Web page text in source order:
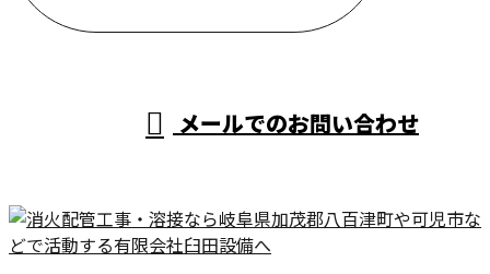
メールでのお問い合わせ